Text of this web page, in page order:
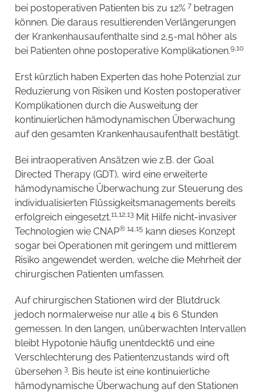
bei postoperativen Patienten bis zu 12% 7 betragen
können. Die daraus resultierenden Verlängerungen
der Krankenhausaufenthalte sind 2,5-mal höher als
bei Patienten ohne postoperative Komplikationen.9,10
Erst kürzlich haben Experten das hohe Potenzial zur
Reduzierung von Risiken und Kosten postoperativer
Komplikationen durch die Ausweitung der
kontinuierlichen hämodynamischen Überwachung
auf den gesamten Krankenhausaufenthalt bestätigt.
Bei intraoperativen Ansätzen wie z.B. der Goal
Directed Therapy (GDT), wird eine erweiterte
hämodynamische Überwachung zur Steuerung des
individualisierten Flüssigkeitsmanagements bereits
erfolgreich eingesetzt.11,12,13 Mit Hilfe nicht-invasiver
Technologien wie CNAP® 14,15 kann dieses Konzept
sogar bei Operationen mit geringem und mittlerem
Risiko angewendet werden, welche die Mehrheit der
chirurgischen Patienten umfassen.
Auf chirurgischen Stationen wird der Blutdruck
jedoch normalerweise nur alle 4 bis 6 Stunden
gemessen. In den langen, unüberwachten Intervallen
bleibt Hypotonie häufig unentdeckt6 und eine
Verschlechterung des Patientenzustands wird oft
übersehen 3. Bis heute ist eine kontinuierliche
hämodynamische Überwachung auf den Stationen